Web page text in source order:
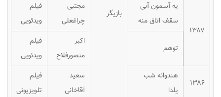
بازیگر
۱۳۸۷
یه آسمون آبی
سقف اتاق منه
مجتبی
چراغعلی
فیلم
ویدئویی
توهم
اکبر
منصورفلاح
فیلم
ویدئویی
۱۳۸۶
هندوانه شب
یلدا
سعید
آقاخانی
فیلم
تلویزیونی